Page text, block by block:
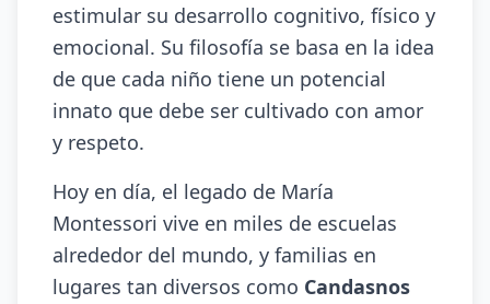
estimular su desarrollo cognitivo, físico y
emocional. Su filosofía se basa en la idea
de que cada niño tiene un potencial
innato que debe ser cultivado con amor
y respeto.
Hoy en día, el legado de María
Montessori vive en miles de escuelas
alrededor del mundo, y familias en
lugares tan diversos como Candasnos